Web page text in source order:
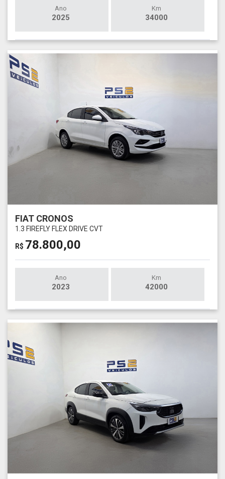
Ano
2025
Km
34000
FIAT CRONOS
1.3 FIREFLY FLEX DRIVE CVT
R$ 78.800,00
Ano
2023
Km
42000